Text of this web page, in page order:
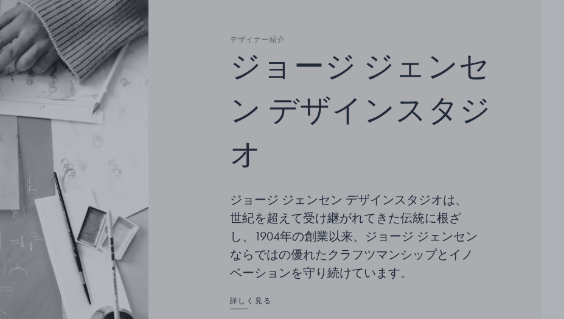
デザイナー紹介
ジョージ ジェンセ
ン デザインスタジ
オ
ジョージ ジェンセン デザインスタジオは、
世紀を超えて受け継がれてきた伝統に根ざ
し、1904年の創業以来、ジョージ ジェンセン
ならではの優れたクラフツマンシップとイノ
ベーションを守り続けています。
詳しく見る